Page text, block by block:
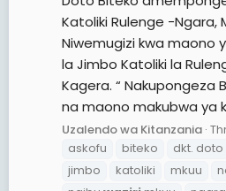
Katoliki Rulenge -Ngara,
Niwemugizi kwa maono
la Jimbo Katoliki la
Kagera. “ Nakupongeza
na maono makubwa ya
Uzalendo wa Kitanzania
askofu
biteko dkt.
jimbo
katoliki mkuu